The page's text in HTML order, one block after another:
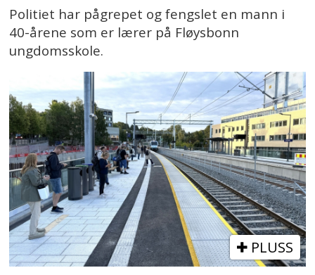
Politiet har pågrepet og fengslet en mann i
40-årene som er lærer på Fløysbonn
ungdomsskole.
PLUSS